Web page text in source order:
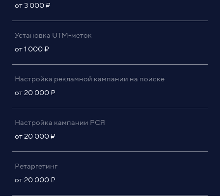
от 3 000 ₽
Установка UTM-меток
от 1 000 ₽
Настройка рекламной кампании на поиске
от 20 000 ₽
Настройка кампании РСЯ
от 20 000 ₽
Ретаргетинг
от 20 000 ₽